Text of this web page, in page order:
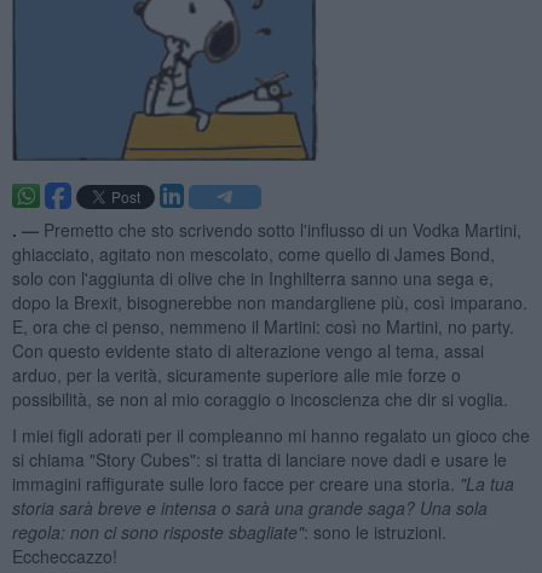
. — Premetto che sto scrivendo sotto l'influsso di un Vodka Martini,
ghiacciato, agitato non mescolato, come quello di James Bond,
solo con l'aggiunta di olive che in Inghilterra sanno una sega e,
dopo la Brexit, bisognerebbe non mandargliene più, così imparano.
E, ora che ci penso, nemmeno il Martini: così no Martini, no party.
Con questo evidente stato di alterazione vengo al tema, assai
arduo, per la verità, sicuramente superiore alle mie forze o
possibilità, se non al mio coraggio o incoscienza che dir si voglia.
I miei figli adorati per il compleanno mi hanno regalato un gioco che
si chiama "Story Cubes": si tratta di lanciare nove dadi e usare le
immagini raffigurate sulle loro facce per creare una storia. "La tua
storia sarà breve e intensa o sarà una grande saga? Una sola
regola: non ci sono risposte sbagliate": sono le istruzioni.
Eccheccazzo!